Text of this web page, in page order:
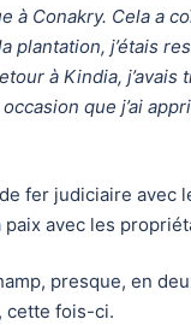
à Conakry. Cela a
plantation, j’étais
à Kindia,
occasion que j’ai
fer judiciaire
avec les
presque, en
cette fois-ci.